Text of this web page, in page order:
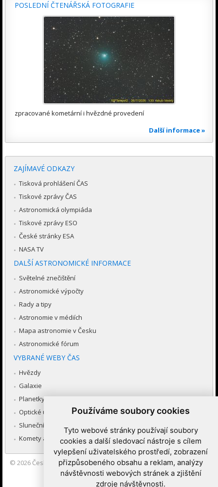
Používáme soubory cookies
Tyto webové stránky používají soubory
cookies a další sledovací nástroje s cílem
vylepšení uživatelského prostředí, zobrazení
přizpůsobeného obsahu a reklam, analýzy
návštěvnosti webových stránek a zjištění
zdroje návštěvnosti.
POSLEDNÍ ČTENÁŘSKÁ FOTOGRAFIE
zpracované kometární i hvězdné provedení
Další informace »
ZAJÍMAVÉ ODKAZY
Tisková prohlášení ČAS
Tiskové zprávy ČAS
Astronomická olympiáda
Tiskové zprávy ESO
České stránky ESA
NASA TV
DALŠÍ ASTRONOMICKÉ INFORMACE
Světelné znečištění
Astronomické výpočty
Rady a tipy
Astronomie v médiích
Mapa astronomie v Česku
Astronomické fórum
VYBRANÉ WEBY ČAS
Hvězdy
Galaxie
Planetky
Optické úkazy v atmosféře
Sluneční soustava
Komety a meteory
© 2026 Česká astronomická společnost|Hvězdárna a planetárium
Brno spolupracuje se serverem Astro.cz